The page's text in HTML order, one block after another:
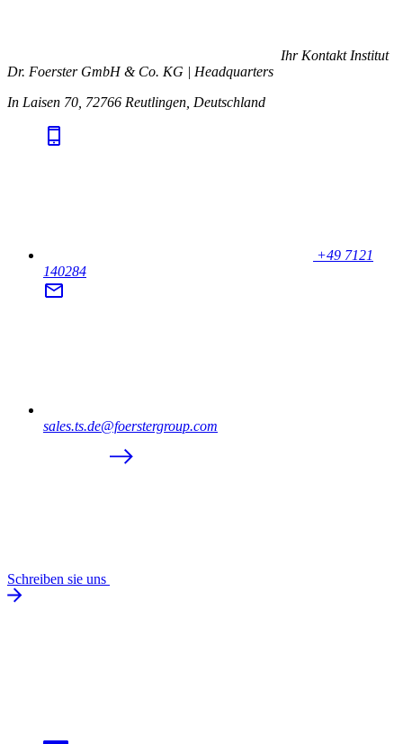
Ihr Kontakt Institut
Dr. Foerster GmbH & Co. KG | Headquarters
In Laisen 70, 72766 Reutlingen, Deutschland
+49 7121
140284
sales.ts.de@foerstergroup.com
Schreiben sie uns